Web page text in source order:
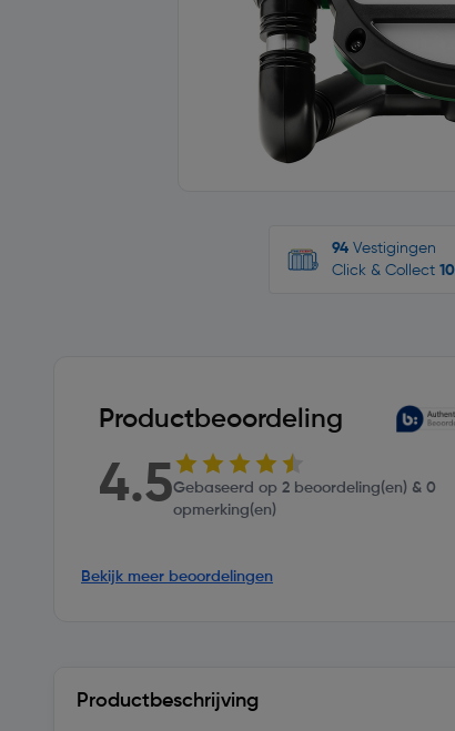
94 Vestigingen
Click & Collect
Productbeoordeling
4.5Gebaseerd op 2 beoordeling(en) & 0
opmerking(en)
Bekijk meer beoordelingen
Productbeschrijving